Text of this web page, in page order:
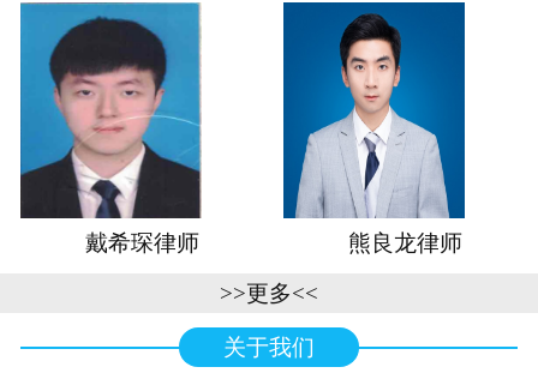
戴希琛律师 熊良龙律师
>>更多<<
关于我们